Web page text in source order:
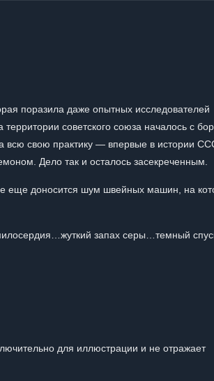
поразила даже опытных исследователей
советского союза началось с
всю свою практику — впервые в истории
Дело так и осталось засекреченным.
еще доносится шум швейных машин, на
запах серы…темный
для иллюстрации и не отражает